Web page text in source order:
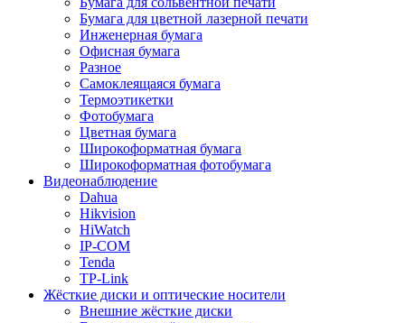
Бумага для цветной лазерной печати
Инженерная бумага
Офисная бумага
Разное
Самоклеящаяся бумага
Термоэтикетки
Фотобумага
Цветная бумага
Широкоформатная бумага
Широкоформатная фотобумага
Видеонаблюдение
Dahua
Hikvision
HiWatch
IP-COM
Tenda
TP-Link
Жёсткие диски и оптические носители
Внешние жёсткие диски